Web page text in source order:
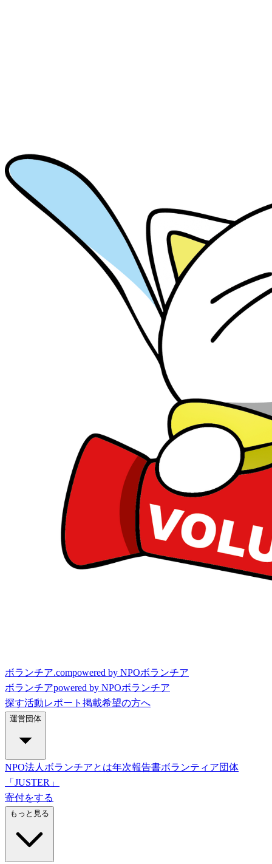
ボランチア.compowered by NPOボランチア
ボランチアpowered by NPOボランチア
探す活動レポート 掲載希望の方へ
運営団体
NPO法人ボランチアとは年次報告書ボランティア団体
「JUSTER」
寄付をする
もっと見る